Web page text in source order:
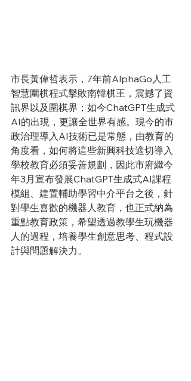
市長黃偉哲表示，7年前AlphaGo人工
智慧圍棋程式擊敗南韓棋王，震撼了資
訊界以及圍棋界；如今ChatGPT生成式
AI的出現，更讓全世界有感。現今的市
政治理導入AI技術已是常態，由教育的
角度看，如何將這些新興科技適切導入
學校教育必須妥善規劃，因此市府繼今
年3月宣布發展ChatGPT生成式AI課程
模組、建置輔助學習中介平台之後，針
對學生喜歡的機器人教育，也正式納為
重點教育政策，希望透過教學生玩機器
人的過程，培養學生創意思考、程式設
計與問題解決力。